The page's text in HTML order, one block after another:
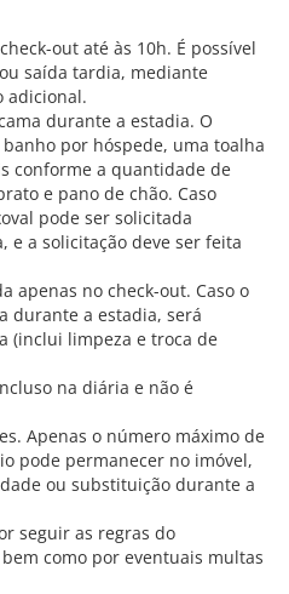
out até às 10h. É possível
saída tardia, mediante
adicional.
durante a estadia. O
por hóspede, uma toalha
conforme a quantidade de
e pano de chão. Caso
pode ser solicitada
e a solicitação deve ser feita
apenas no check-out. Caso o
durante a estadia, será
(inclui limpeza e troca de
na diária e não é
Apenas o número máximo de
pode permanecer no imóvel,
ou substituição durante a
seguir as regras do
como por eventuais multas